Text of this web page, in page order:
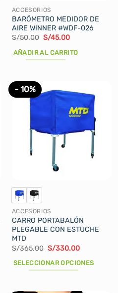
la
página
de
producto
ACCESORIOS
BARÓMETRO MEDIDOR DE
AIRE WINNER #WDF-026
S/50.00 El
original
era:
S/45.00El
actual
AÑADIR AL CARRITO
- 10%
ACCESORIOS
CARRO PORTABALÓN
PLEGABLE CON ESTUCHE
MTD
S/365.00 El
original
era:
S/330.00El
actual
SELECCIONAR OPCIONES